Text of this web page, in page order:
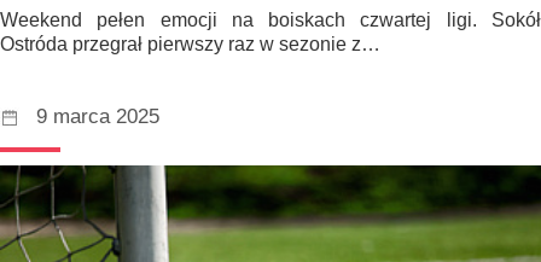
Weekend pełen emocji na boiskach czwartej ligi. Sokół
Ostróda przegrał pierwszy raz w sezonie z…
9 marca 2025